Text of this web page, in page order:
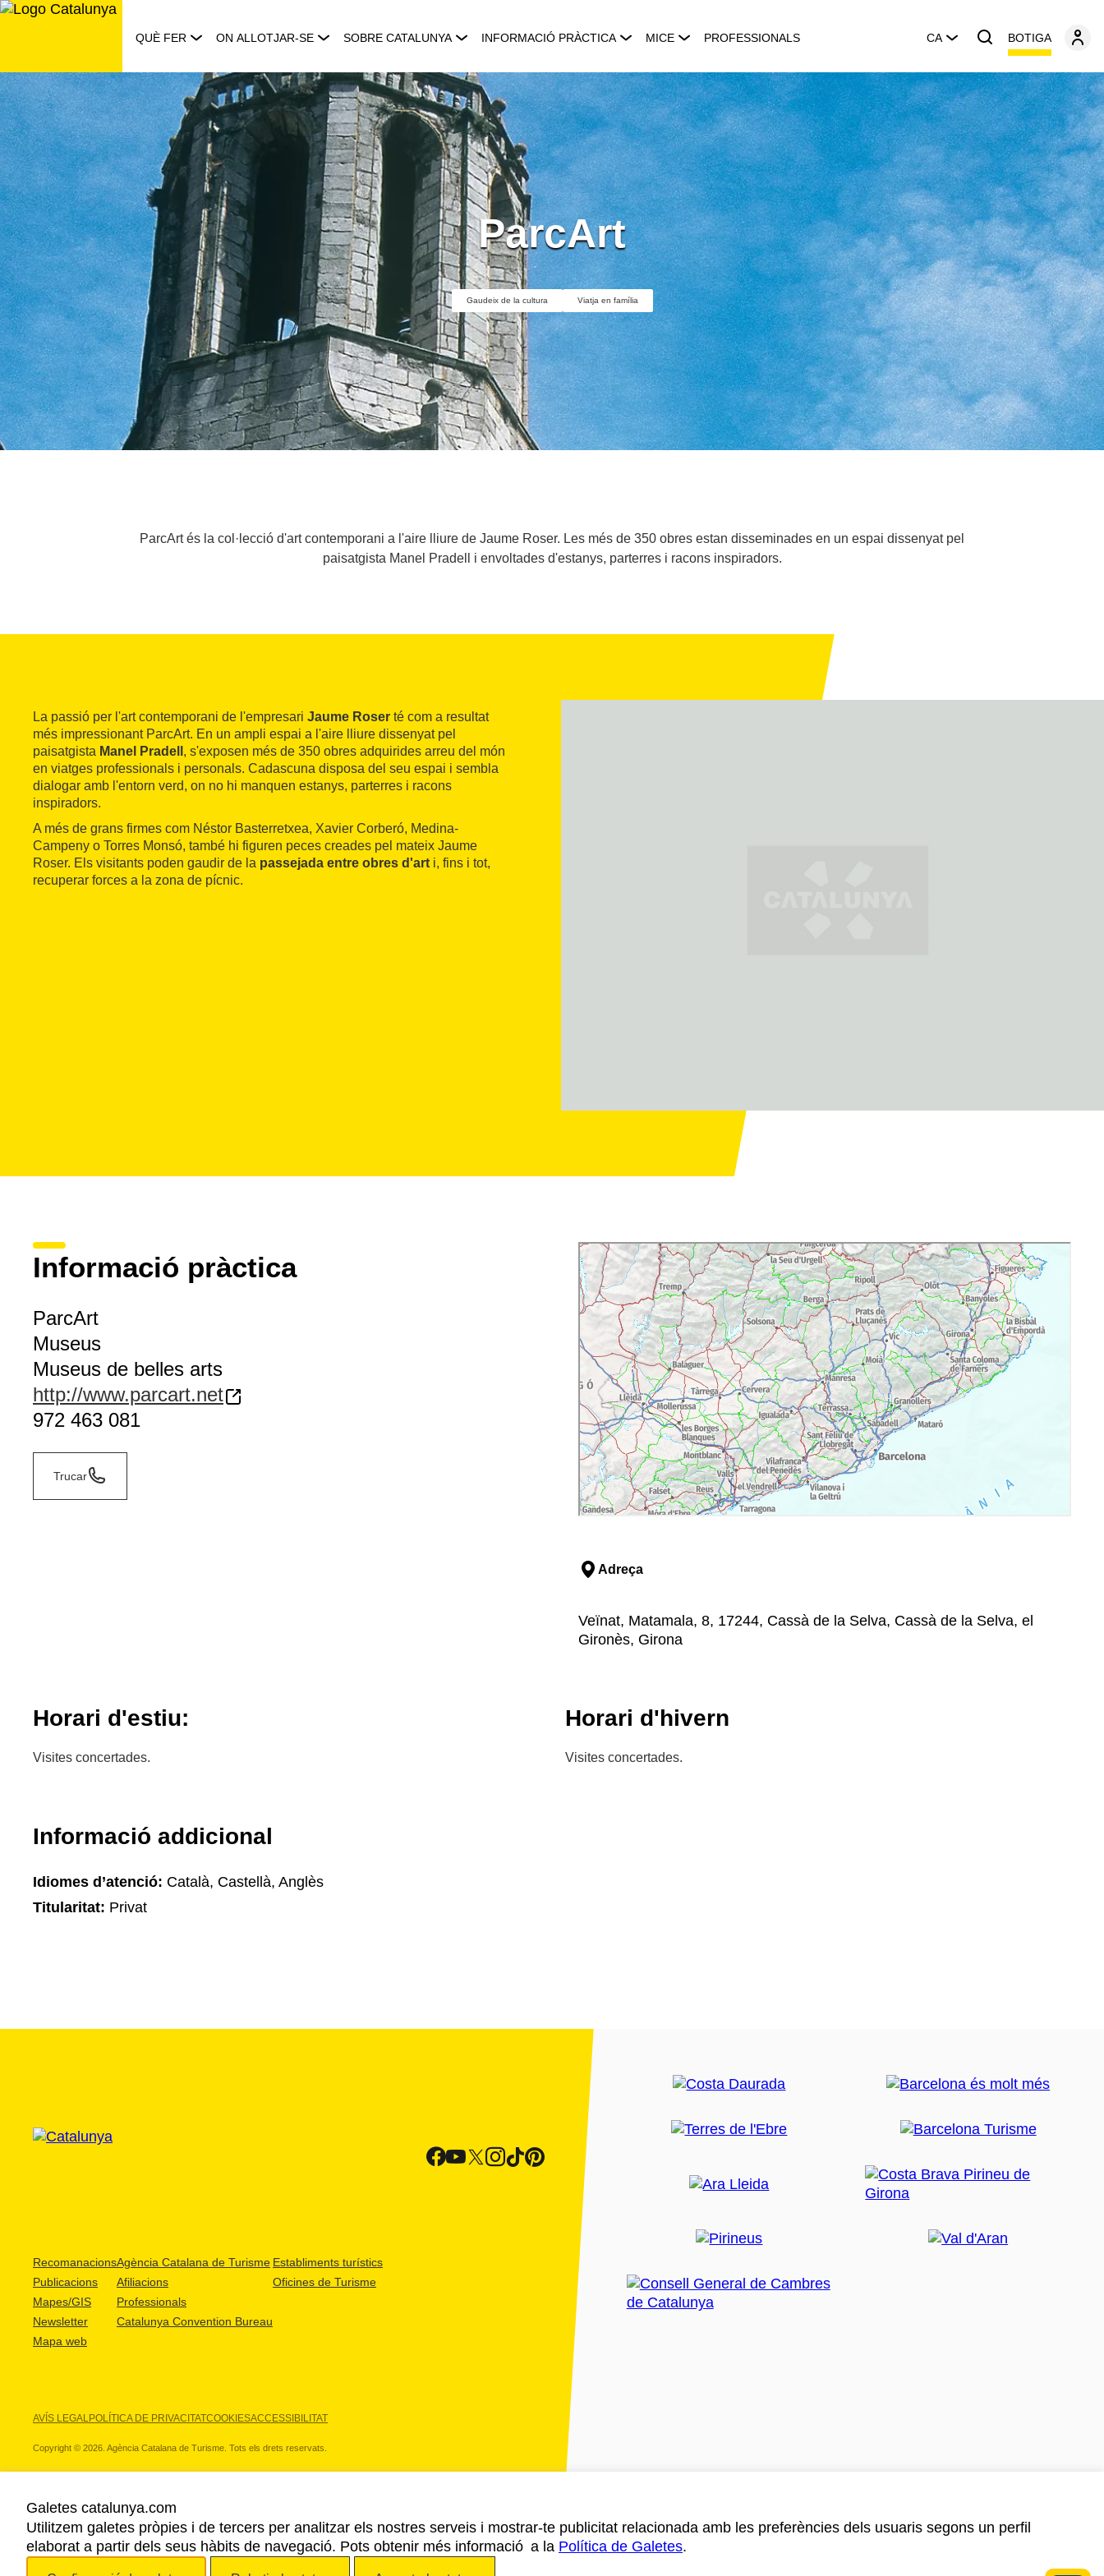
Saltar
QUÈ FER ON ALLOTJAR-SE SOBRE CATALUNYA INFORMACIÓ PRÀCTICA MICE PROFESSIONALS CA BOTIGA
ParcArt
Gaudeix de la cultura Viatja en família
ParcArt és la col·lecció d'art contemporani a l'aire lliure de Jaume Roser. Les més de 350 obres estan disseminades en un espai dissenyat pel
paisatgista Manel Pradell i envoltades d'estanys, parterres i racons inspiradors.
La passió per l'art contemporani de l'empresari Jaume Roser té com a resultat
més impressionant ParcArt. En un ampli espai a l'aire lliure dissenyat pel
paisatgista Manel Pradell , s'exposen més de 350 obres adquirides arreu del món
en viatges professionals i personals. Cadascuna disposa del seu espai i sembla
dialogar amb l'entorn verd, on no hi manquen estanys, parterres i racons
inspiradors.
A més de grans firmes com Néstor Basterretxea, Xavier Corberó, Medina-
Campeny o Torres Monsó, també hi figuren peces creades pel mateix Jaume
Roser. Els visitants poden gaudir de la passejada entre obres d'art i, fins i tot,
recuperar forces a la zona de pícnic.
Informació pràctica
ParcArt
Museus
Museus de belles arts
http://www.parcart.net
972 463 081
Trucar
Adreça
Veïnat, Matamala, 8, 17244, Cassà de la Selva, Cassà de la Selva, el
Gironès, Girona
Horari d'estiu:
Visites concertades.
Horari d'hivern
Visites concertades.
Informació addicional
Idiomes d’atenció: Català, Castellà, Anglès
Titularitat: Privat
Recomanacions
Publicacions
Mapes/GIS
Newsletter
Mapa web
Agència Catalana de Turisme
Afiliacions
Professionals
Catalunya Convention Bureau
Establiments turístics
Oficines de Turisme
AVÍS LEGALPOLÍTICA DE PRIVACITATCOOKIESACCESSIBILITAT
Copyright © 2026. Agència Catalana de Turisme. Tots els drets reservats.
ELS NOSTRES PARTNERS
Galetes catalunya.com
Utilitzem galetes pròpies i de tercers per analitzar els nostres serveis i mostrar-te publicitat relacionada amb les preferències dels usuaris segons un perfil
elaborat a partir dels seus hàbits de navegació. Pots obtenir més informació a la Política de Galetes.